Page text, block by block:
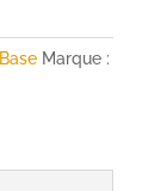
Marque :